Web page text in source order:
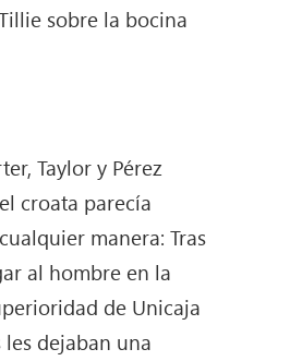
sobre la bocina
Taylor y Pérez
croata parecía
manera: Tras
al hombre en la
de Unicaja
dejaban una